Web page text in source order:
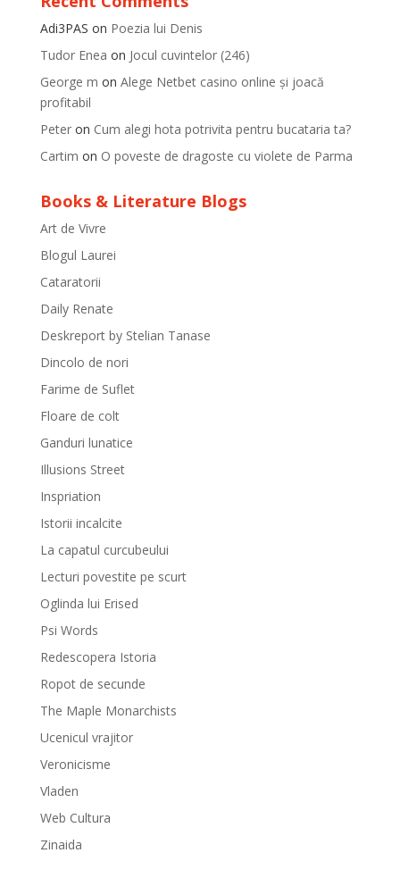
Adi3PAS on Poezia lui Denis
Tudor Enea on Jocul cuvintelor (246)
George m on Alege Netbet casino online și joacă
profitabil
Peteron Cum alegi hota potrivita pentru bucataria ta?
Cartim on O poveste de dragoste cu violete de Parma
Books & Literature Blogs
Art de Vivre
Blogul Laurei
Cataratorii
Daily Renate
Deskreport by Stelian Tanase
Dincolo de nori
Farime de Suflet
Floare de colt
Ganduri lunatice
Illusions Street
Inspriation
Istorii incalcite
La capatul curcubeului
Lecturi povestite pe scurt
Oglinda lui Erised
Psi Words
Redescopera Istoria
Ropot de secunde
The Maple Monarchists
Ucenicul vrajitor
Veronicisme
Vladen
Web Cultura
Zinaida